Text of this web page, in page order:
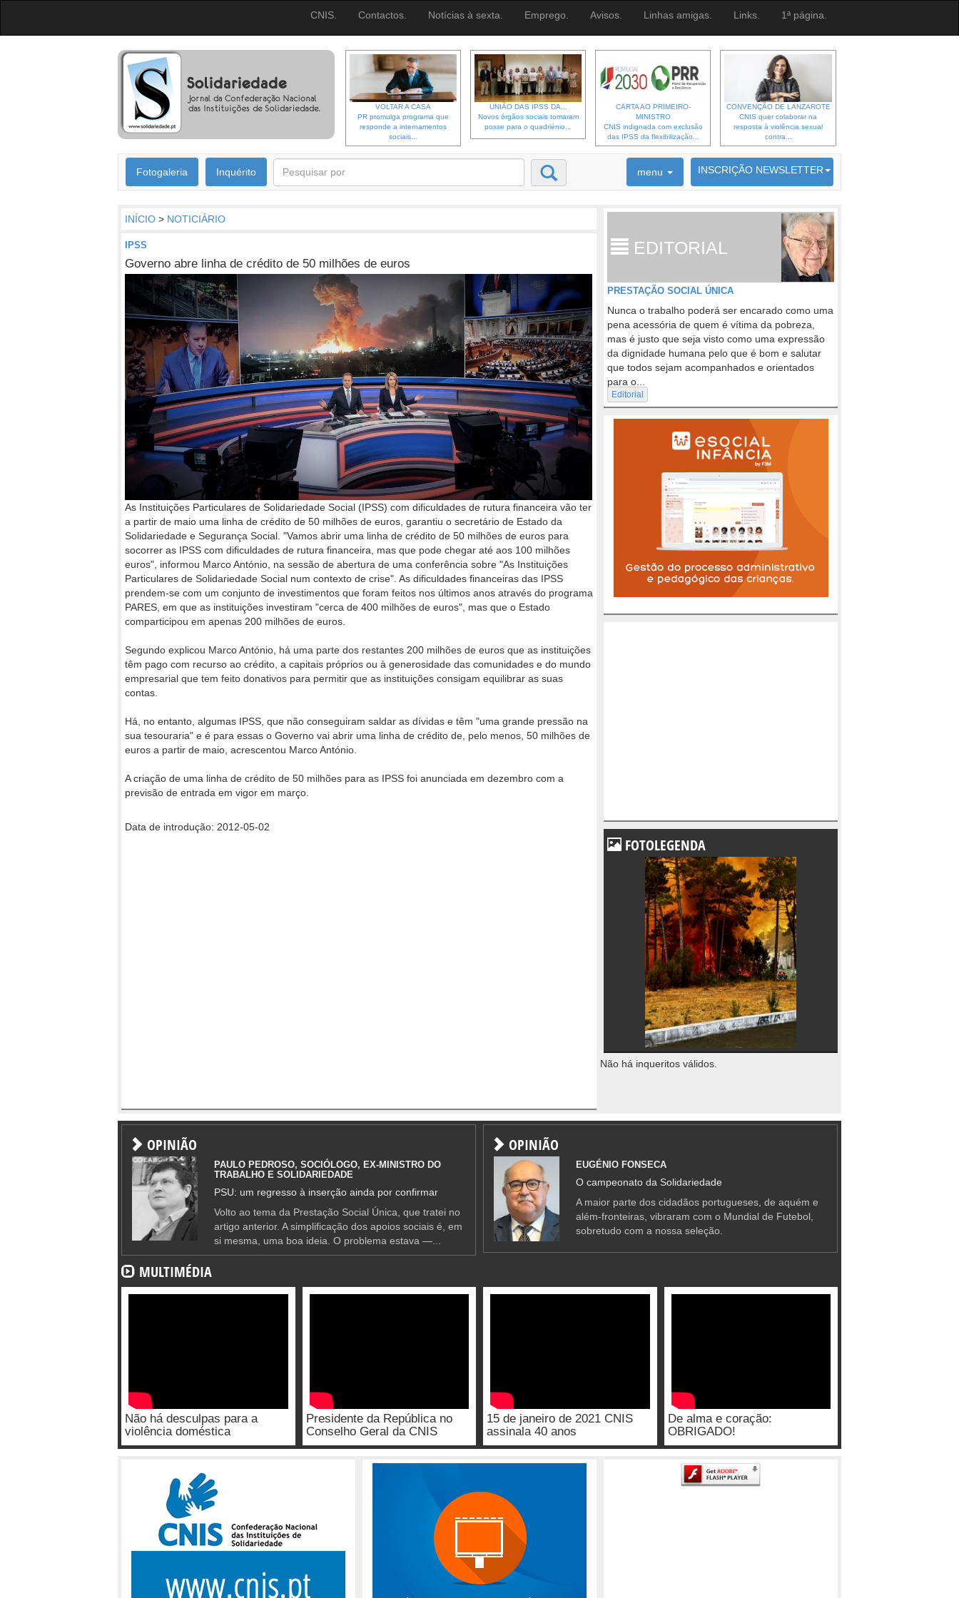
CNIS. Contactos. Notícias à sexta. Emprego. Avisos. Linhas amigas. Links. 1ª página.
VOLTAR A CASA
PR promulga programa que
responde a internamentos
sociais...
UNIÃO DAS IPSS DA...
Novos órgãos sociais tomaram
posse para o quadriénio...
CARTA AO PRIMEIRO-
MINISTRO
CNIS indignada com exclusão
das IPSS da flexibilização...
CONVENÇÃO DE LANZAROTE
CNIS quer colaborar na
resposta à violência sexual
contra...
Fotogaleria Inquérito menu INSCRIÇÃO NEWSLETTER
6692 membros inscritos
INÍCIO > NOTICIÁRIO
IPSS
Governo abre linha de crédito de 50 milhões de euros
As Instituições Particulares de Solidariedade Social (IPSS) com dificuldades de rutura financeira vão ter
a partir de maio uma linha de crédito de 50 milhões de euros, garantiu o secretário de Estado da
Solidariedade e Segurança Social. "Vamos abrir uma linha de crédito de 50 milhões de euros para
socorrer as IPSS com dificuldades de rutura financeira, mas que pode chegar até aos 100 milhões
euros", informou Marco António, na sessão de abertura de uma conferência sobre "As Instituições
Particulares de Solidariedade Social num contexto de crise". As dificuldades financeiras das IPSS
prendem-se com um conjunto de investimentos que foram feitos nos últimos anos através do programa
PARES, em que as instituições investiram "cerca de 400 milhões de euros", mas que o Estado
comparticipou em apenas 200 milhões de euros.
Segundo explicou Marco António, há uma parte dos restantes 200 milhões de euros que as instituições
têm pago com recurso ao crédito, a capitais próprios ou à generosidade das comunidades e do mundo
empresarial que tem feito donativos para permitir que as instituições consigam equilibrar as suas
contas.
Há, no entanto, algumas IPSS, que não conseguiram saldar as dívidas e têm "uma grande pressão na
sua tesouraria" e é para essas o Governo vai abrir uma linha de crédito de, pelo menos, 50 milhões de
euros a partir de maio, acrescentou Marco António.
A criação de uma linha de crédito de 50 milhões para as IPSS foi anunciada em dezembro com a
previsão de entrada em vigor em março.
Data de introdução: 2012-05-02
EDITORIAL
PRESTAÇÃO SOCIAL ÚNICA
Nunca o trabalho poderá ser encarado como uma
pena acessória de quem é vítima da pobreza,
mas é justo que seja visto como uma expressão
da dignidade humana pelo que é bom e salutar
que todos sejam acompanhados e orientados
para o...
Editorial
FOTOLEGENDA
Não há inqueritos válidos.
OPINIÃO
PAULO PEDROSO, SOCIÓLOGO, EX-MINISTRO DO
TRABALHO E SOLIDARIEDADE
PSU: um regresso à inserção ainda por confirmar
Volto ao tema da Prestação Social Única, que tratei no
artigo anterior. A simplificação dos apoios sociais é, em
si mesma, uma boa ideia. O problema estava —...
OPINIÃO
EUGÉNIO FONSECA
O campeonato da Solidariedade
A maior parte dos cidadãos portugueses, de aquém e
além-fronteiras, vibraram com o Mundial de Futebol,
sobretudo com a nossa seleção.
MULTIMÉDIA
Não há desculpas para a
violência doméstica
Presidente da República no
Conselho Geral da CNIS
15 de janeiro de 2021 CNIS
assinala 40 anos
De alma e coração:
OBRIGADO!